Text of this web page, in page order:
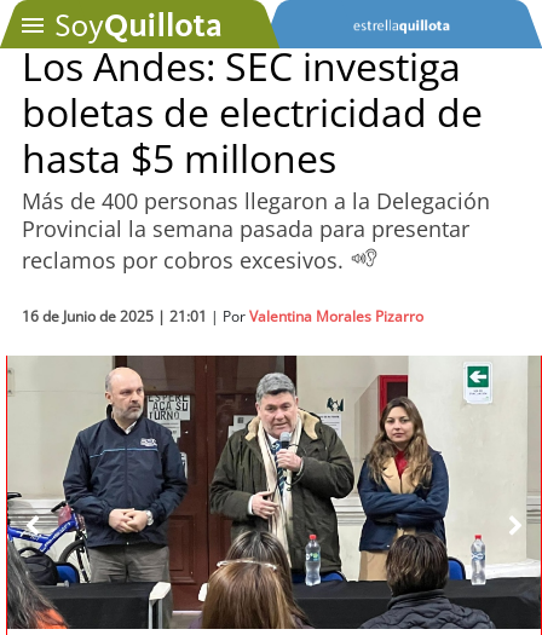
SOYTV
Podcast
Actualidad
Entretención
Economía
Deportes
Tecnología
Sostenibilidad
soy
Los Andes: SEC investiga
boletas de electricidad de
hasta $5 millones
Más de 400 personas llegaron a la Delegación
Provincial la semana pasada para presentar
reclamos por cobros excesivos.
16 de Junio de 2025 | 21:01 | PorValentina Morales Pizarro